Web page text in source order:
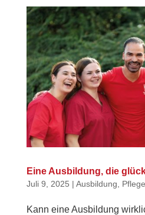
Eine Ausbildung, die
Juli 9, 2025 | Ausbildung Pflege
Kann eine Ausbildung